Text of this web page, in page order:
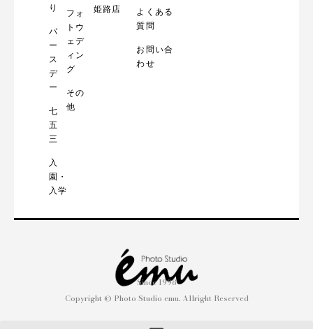
り
バ
ー
ス
デ
ー
七
五
三
入
園・
入学
フォ
トウ
ェデ
ィン
グ
その
他
姫路店
よくある
質問
お問い合
わせ
Since 1998
Copyright © Photo Studio emu. Allright Reserved